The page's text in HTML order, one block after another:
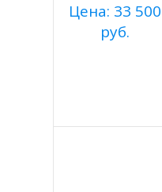
Цена: 33 500
руб.